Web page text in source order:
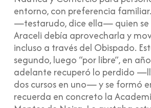
entorno, con preferencia
—testarudo, dice ella— quien se
Araceli debía aprovecharla y
incluso a través del Obispado.
segundo, luego “por libre”, en
adelante recuperó lo perdido
dos cursos en uno— y se formó
recuerda en concreto la